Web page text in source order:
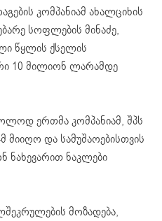
კომპანიამ ახალციხის
სოფლების მინაძე,
წყლის ქსელის
10 მილიონ ლარამდე
ერთმა კომპანიამ, შპს
მიიღო და სამუშაოებისთვის
ნახევარით ნაკლები
მოზადება,